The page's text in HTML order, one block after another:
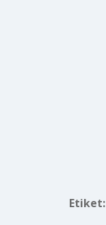
Etiket: